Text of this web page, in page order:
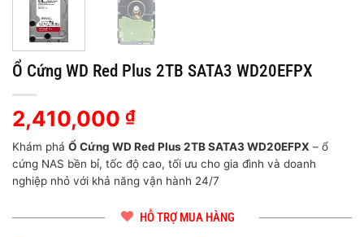
Ổ Cứng WD Red Plus 2TB SATA3 WD20EFPX
2,410,000 ₫
Khám phá Ổ Cứng WD Red Plus 2TB SATA3 WD20EFPX – ổ
cứng NAS bền bỉ, tốc độ cao, tối ưu cho gia đình và doanh
nghiệp nhỏ với khả năng vận hành 24/7
HỖ TRỢ MUA HÀNG